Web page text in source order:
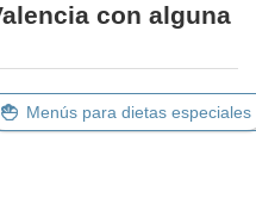
con alguna
Menús para dietas especiales